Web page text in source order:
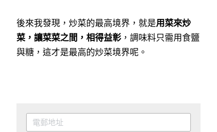
後來我發現，炒菜的最高境界，就是用菜來炒
菜，讓菜菜之間，相得益彰 ，調味料只需用食鹽
與糖，這才是最高的炒菜境界呢。